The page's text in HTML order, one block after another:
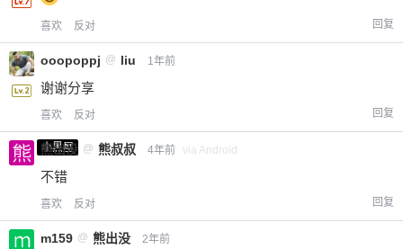
喜欢 反对 回复
ooopoppj @ liu 1年前
谢谢分享
喜欢 反对 回复
小黑屋
熊出没 @ 熊叔叔 4年前 via Android
不错
喜欢 反对 回复
m159 @ 熊出没 2年前